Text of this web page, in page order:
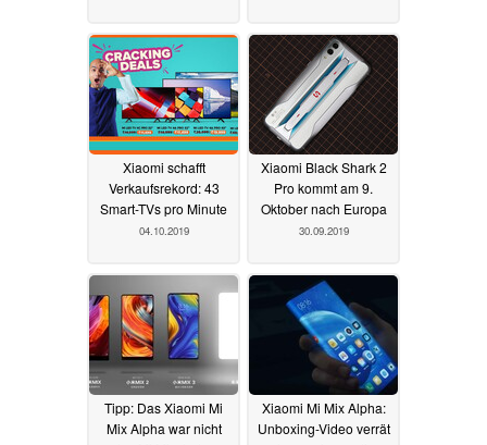
Xiaomi schafft
Verkaufsrekord: 43
Smart-TVs pro Minute
04.10.2019
Xiaomi Black Shark 2
Pro kommt am 9.
Oktober nach Europa
30.09.2019
Tipp: Das Xiaomi Mi
Mix Alpha war nicht
Xiaomi Mi Mix Alpha:
Unboxing-Video verrät